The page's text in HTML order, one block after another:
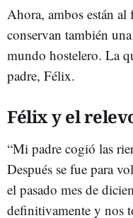
Ahora, ambos están
conservan también
mundo hostelero. La
padre, Félix.
Félix y el
“Mi padre cogió las
Después se fue para
el pasado mes de
definitivamente y nos